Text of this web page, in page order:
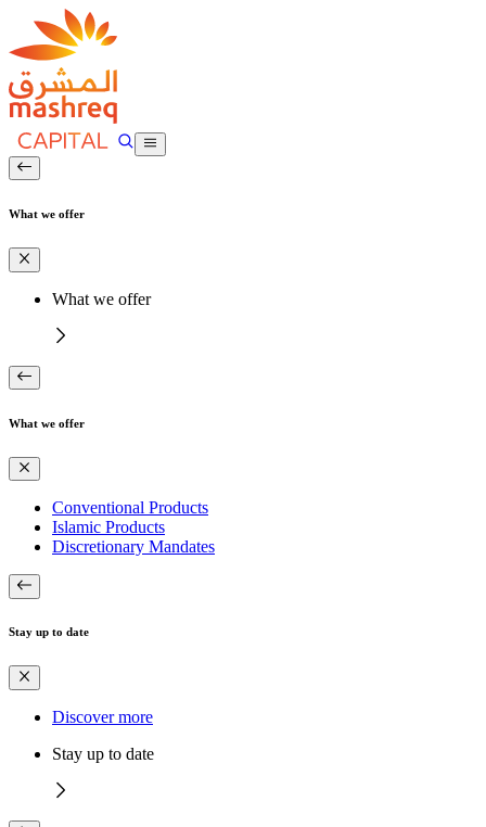
What we offer
What we offer
What we offer
Conventional Products
Islamic Products
Discretionary Mandates
Stay up to date
Discover more
Stay up to date